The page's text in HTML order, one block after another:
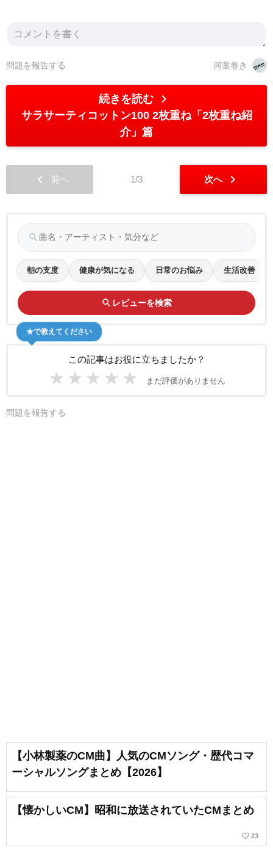
河童巻き
問題を報告する
続きを読む chevron_right
サラサーティコットン100 2枚重ね「2枚重ね紹
介」篇
chevron_left 前へ 1/3 次へ chevron_right
search
朝の支度 健康が気になる 日常のお悩み 生活改善
search レビューを検索
この記事はお役に立ちましたか？
★ ★ ★ ★ ★ まだ評価がありません
★で教えてください
問題を報告する
【小林製薬のCM曲】人気のCMソング・歴代コマ
ーシャルソングまとめ【2026】
【懐かしいCM】昭和に放送されていたCMまとめ
favorite_border 23